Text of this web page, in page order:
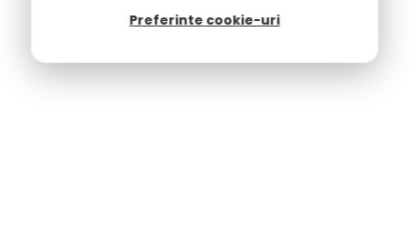
Preferinte cookie-uri